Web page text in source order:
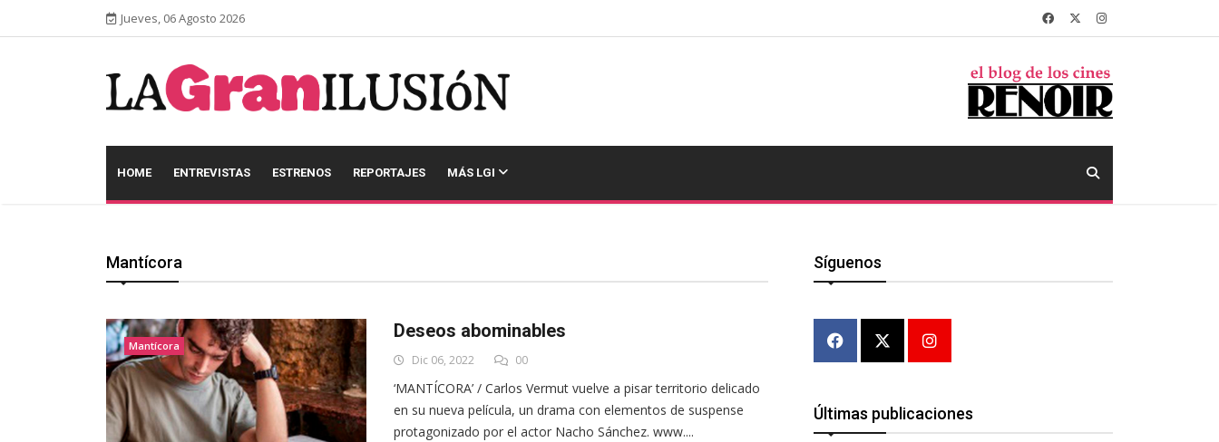
Jueves, 06 Agosto 2026
HOME ENTREVISTAS ESTRENOS REPORTAJES MÁS LGI
Mantícora
Mantícora
Deseos abominables
Dic 06, 2022 00
‘MANTÍCORA’ / Carlos Vermut vuelve a pisar territorio delicado
en su nueva película, un drama con elementos de suspense
protagonizado por el actor Nacho Sánchez. www....
Síguenos
Últimas publicaciones